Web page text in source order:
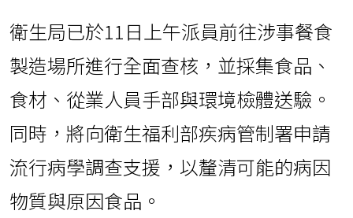
衛生局已於11日上午派員前往涉事餐食
製造場所進行全面查核，並採集食品、
食材、從業人員手部與環境檢體送驗。
同時，將向衛生福利部疾病管制署申請
流行病學調查支援，以釐清可能的病因
物質與原因食品。